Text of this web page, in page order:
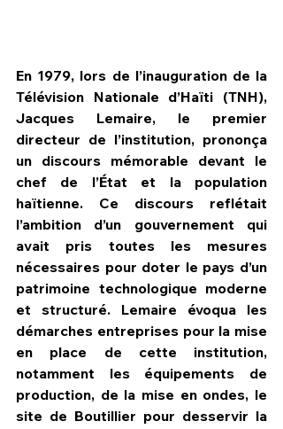
HPN Live
En 1979, lors de l’inauguration de la
Télévision Nationale d’Haïti (TNH),
Jacques Lemaire, le premier
directeur de l’institution, prononça
un discours mémorable devant le
chef de l’État et la population
haïtienne. Ce discours reflétait
l’ambition d’un gouvernement qui
avait pris toutes les mesures
nécessaires pour doter le pays d’un
patrimoine technologique moderne
et structuré. Lemaire évoqua les
démarches entreprises pour la mise
en place de cette institution,
notamment les équipements de
production, de la mise en ondes, le
site de Boutillier pour desservir la